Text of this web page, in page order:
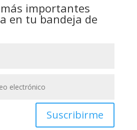
importantes
en tu bandeja de
Suscribirme